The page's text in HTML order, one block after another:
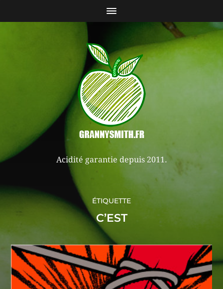
Acidité garantie depuis 2011.
ÉTIQUETTE
C’EST